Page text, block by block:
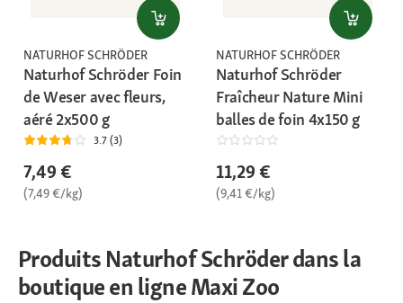
NATURHOF SCHRÖDER
Naturhof Schröder Foin
de Weser avec fleurs,
aéré 2x500 g
3.7 (3)
7,49 €
(7,49 €/kg)
NATURHOF SCHRÖDER
Naturhof Schröder
Fraîcheur Nature Mini
balles de foin 4x150 g
11,29 €
(9,41 €/kg)
Produits Naturhof Schröder dans la
boutique en ligne Maxi Zoo